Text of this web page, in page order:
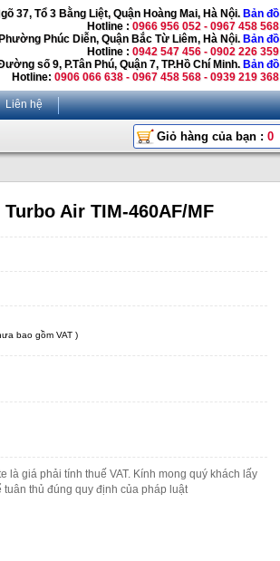
37, Tổ 3 Bằng Liệt, Quận Hoàng Mai, Hà Nội. Bản đồ
Hotline : 0966 956 052 - 0967 458 568
Phúc Diễn, Quận Bắc Từ Liêm, Hà Nội. Bản đồ
Hotline : 0942 547 456 - 0902 226 359
số 9, P.Tân Phú, Quận 7, TP.Hồ Chí Minh. Bản đồ
Hotline: 0906 066 638 - 0967 458 568 - 0939 219 368
Liên hệ
Giỏ hàng của bạn : 0
Air TIM-460AF/MF
bao gồm VAT )
là giá phải tính thuế VAT. Kính mong quý khách lấy
thủ đúng quy định của pháp luật